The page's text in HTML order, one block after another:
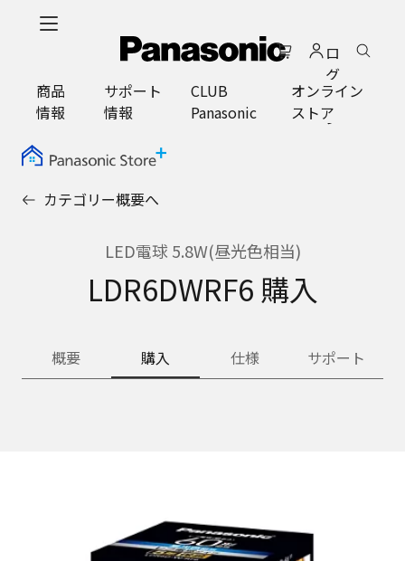
ロ
グ
イ
ン
商品
情報
サポート
情報
CLUB
Panasonic
オンライン
ストア
カテゴリー概要へ
LED電球 5.8W(昼光色相当)
LDR6DWRF6 購入
概要 購入 仕様 サポート